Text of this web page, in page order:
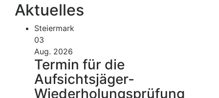
Aktuelles
Steiermark
03
Aug. 2026
Termin für die
Aufsichtsjäger-
Wiederholungsprüfung